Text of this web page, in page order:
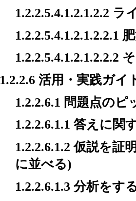
1.2.2.5.4.1.2.1.2.2
1.2.2.5.4.1.2.1.2.2.1
1.2.2.5.4.1.2.1.2.2.2
1.2.2.6 活用・実践ガイ
1.2.2.6.1 問題点のピ
1.2.2.6.1.1 答えに関
1.2.2.6.1.2 仮説を証
に並べる)
1.2.2.6.1.3 分析をす